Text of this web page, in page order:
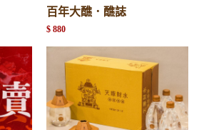
百年大醮．醮誌
$ 880